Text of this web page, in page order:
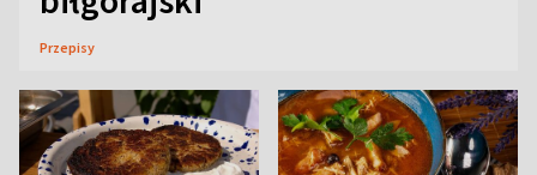
Przepisy